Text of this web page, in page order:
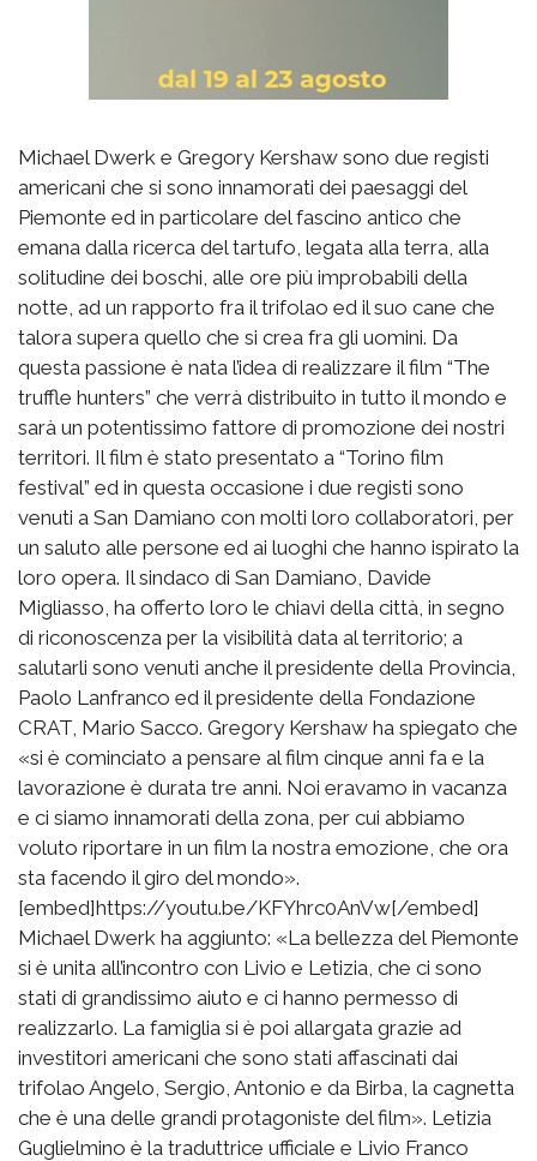
Michael Dwerk e Gregory Kershaw sono due registi
americani che si sono innamorati dei paesaggi del
Piemonte ed in particolare del fascino antico che
emana dalla ricerca del tartufo, legata alla terra, alla
solitudine dei boschi, alle ore più improbabili della
notte, ad un rapporto fra il trifolao ed il suo cane che
talora supera quello che si crea fra gli uomini. Da
questa passione è nata l’idea di realizzare il film “The
truffle hunters” che verrà distribuito in tutto il mondo e
sarà un potentissimo fattore di promozione dei nostri
territori. Il film è stato presentato a “Torino film
festival” ed in questa occasione i due registi sono
venuti a San Damiano con molti loro collaboratori, per
un saluto alle persone ed ai luoghi che hanno ispirato la
loro opera. Il sindaco di San Damiano, Davide
Migliasso, ha offerto loro le chiavi della città, in segno
di riconoscenza per la visibilità data al territorio; a
salutarli sono venuti anche il presidente della Provincia,
Paolo Lanfranco ed il presidente della Fondazione
CRAT, Mario Sacco. Gregory Kershaw ha spiegato che
«si è cominciato a pensare al film cinque anni fa e la
lavorazione è durata tre anni. Noi eravamo in vacanza
e ci siamo innamorati della zona, per cui abbiamo
voluto riportare in un film la nostra emozione, che ora
sta facendo il giro del mondo».
[embed]https://youtu.be/KFYhrc0AnVw[/embed]
Michael Dwerk ha aggiunto: «La bellezza del Piemonte
si è unita all’incontro con Livio e Letizia, che ci sono
stati di grandissimo aiuto e ci hanno permesso di
realizzarlo. La famiglia si è poi allargata grazie ad
investitori americani che sono stati affascinati dai
trifolao Angelo, Sergio, Antonio e da Birba, la cagnetta
che è una delle grandi protagoniste del film». Letizia
Guglielmino è la traduttrice ufficiale e Livio Franco